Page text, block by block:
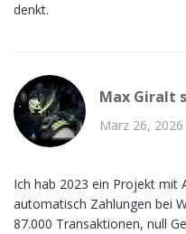
denkt.
Max Giralt
März 26,
Ich hab 2023 ein Projekt mit
automatisch Zahlungen bei
87.000 Transaktionen, null